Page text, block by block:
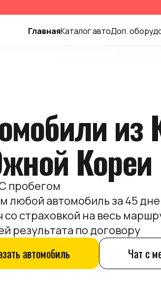
ГлавнаяКаталог автоДоп.
из
Кореи
пробегом
любой автомобиль за 45
со страховкой на весь
результата по договору
автомобиль Чат с